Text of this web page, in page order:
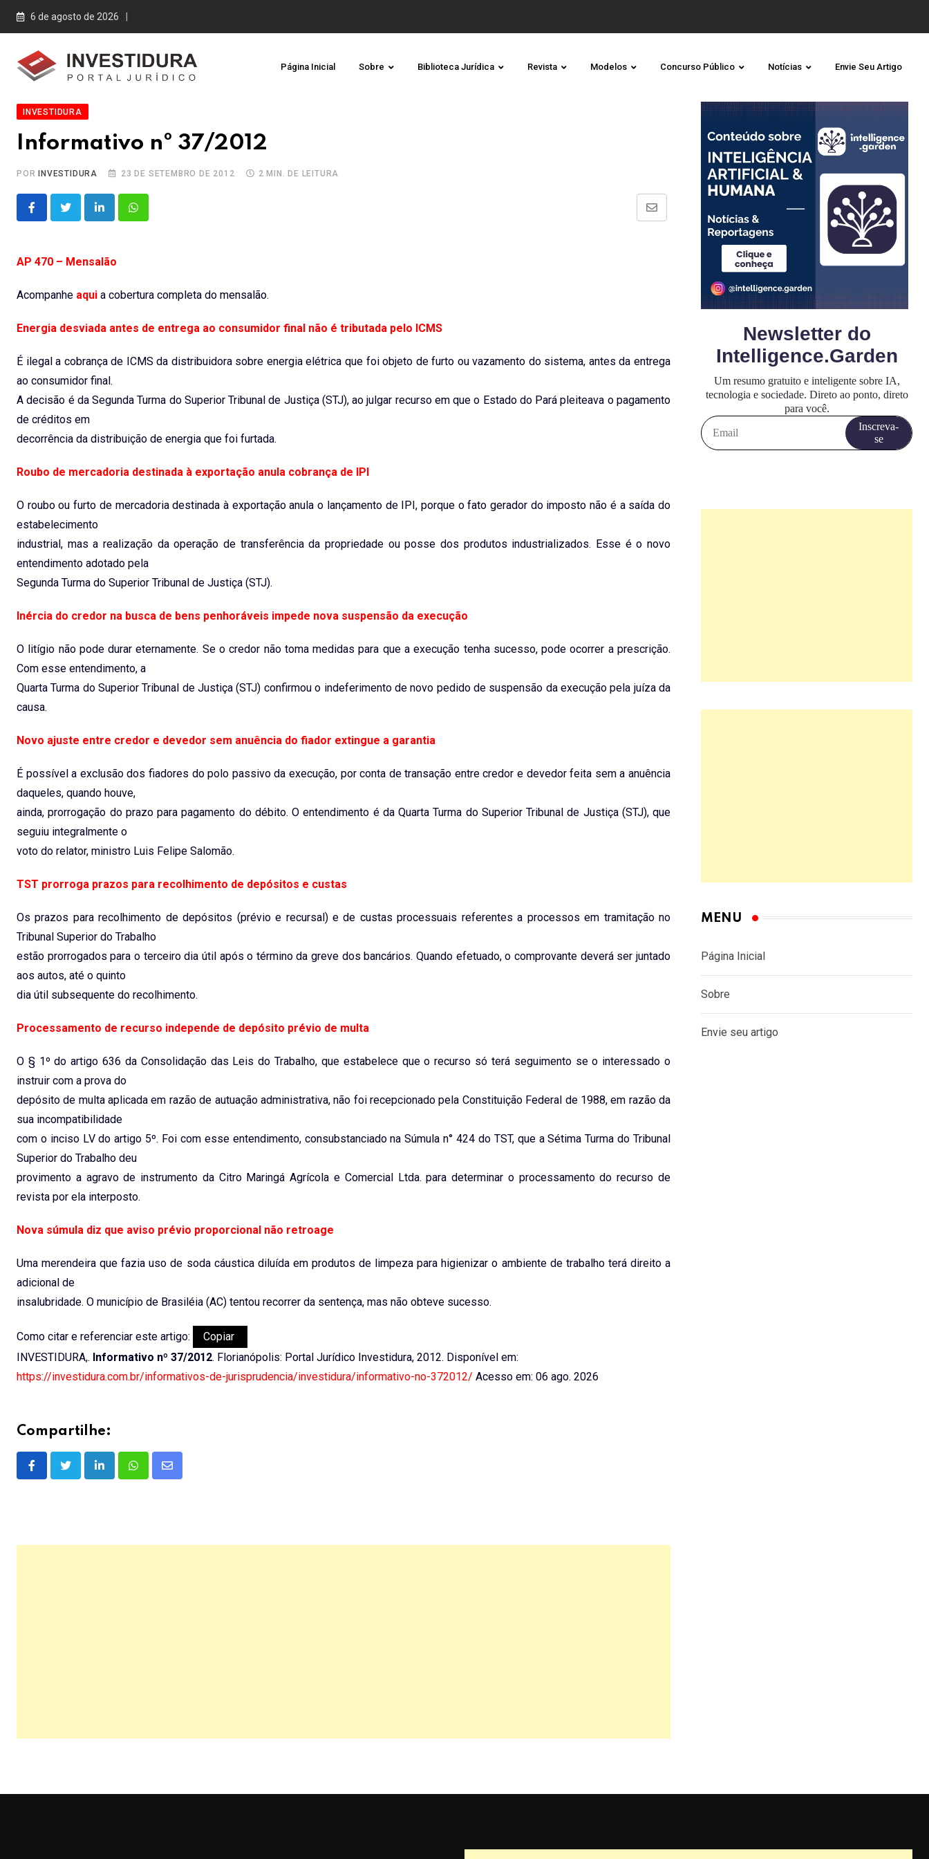
Skip
6 de agosto de 2026
Página Inicial Sobre Biblioteca Jurídica Revista Modelos Concurso Público Notícias Envie Seu Artigo
INVESTIDURA
Informativo nº 37/2012
PORINVESTIDURA 23 DE SETEMBRO DE 2012 2 MIN. DE LEITURA
LinkedInWhatsapp
Share
AP 470 – Mensalão
Acompanhe aqui a cobertura completa do mensalão.
Energia desviada antes de entrega ao consumidor final não é tributada pelo ICMS
É ilegal a cobrança de ICMS da distribuidora sobre energia elétrica que foi objeto de furto ou vazamento do sistema, antes da entrega
ao consumidor final.
A decisão é da Segunda Turma do Superior Tribunal de Justiça (STJ), ao julgar recurso em que o Estado do Pará pleiteava o pagamento
de créditos em
decorrência da distribuição de energia que foi furtada.
Roubo de mercadoria destinada à exportação anula cobrança de IPI
O roubo ou furto de mercadoria destinada à exportação anula o lançamento de IPI, porque o fato gerador do imposto não é a saída do
estabelecimento
industrial, mas a realização da operação de transferência da propriedade ou posse dos produtos industrializados. Esse é o novo
entendimento adotado pela
Segunda Turma do Superior Tribunal de Justiça (STJ).
Inércia do credor na busca de bens penhoráveis impede nova suspensão da execução
O litígio não pode durar eternamente. Se o credor não toma medidas para que a execução tenha sucesso, pode ocorrer a prescrição.
Com esse entendimento, a
Quarta Turma do Superior Tribunal de Justiça (STJ) confirmou o indeferimento de novo pedido de suspensão da execução pela juíza da
causa.
Novo ajuste entre credor e devedor sem anuência do fiador extingue a garantia
É possível a exclusão dos fiadores do polo passivo da execução, por conta de transação entre credor e devedor feita sem a anuência
daqueles, quando houve,
ainda, prorrogação do prazo para pagamento do débito. O entendimento é da Quarta Turma do Superior Tribunal de Justiça (STJ), que
seguiu integralmente o
voto do relator, ministro Luis Felipe Salomão.
TST prorroga prazos para recolhimento de depósitos e custas
Os prazos para recolhimento de depósitos (prévio e recursal) e de custas processuais referentes a processos em tramitação no
Tribunal Superior do Trabalho
estão prorrogados para o terceiro dia útil após o término da greve dos bancários. Quando efetuado, o comprovante deverá ser juntado
aos autos, até o quinto
dia útil subsequente do recolhimento.
Processamento de recurso independe de depósito prévio de multa
O § 1º do artigo 636 da Consolidação das Leis do Trabalho, que estabelece que o recurso só terá seguimento se o interessado o
instruir com a prova do
depósito de multa aplicada em razão de autuação administrativa, não foi recepcionado pela Constituição Federal de 1988, em razão da
sua incompatibilidade
com o inciso LV do artigo 5º. Foi com esse entendimento, consubstanciado na Súmula n° 424 do TST, que a Sétima Turma do Tribunal
Superior do Trabalho deu
provimento a agravo de instrumento da Citro Maringá Agrícola e Comercial Ltda. para determinar o processamento do recurso de
revista por ela interposto.
Nova súmula diz que aviso prévio proporcional não retroage
Uma merendeira que fazia uso de soda cáustica diluída em produtos de limpeza para higienizar o ambiente de trabalho terá direito a
adicional de
insalubridade. O município de Brasiléia (AC) tentou recorrer da sentença, mas não obteve sucesso.
Como citar e referenciar este artigo:
Copiar
INVESTIDURA,. Informativo nº 37/2012. Florianópolis: Portal Jurídico Investidura, 2012. Disponível em:
https://investidura.com.br/informativos-de-jurisprudencia/investidura/informativo-no-372012/ Acesso em: 06 ago. 2026
Compartilhe:
LinkedInWhatsappShare